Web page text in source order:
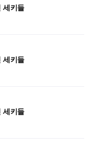
세키들
세키들
세키들